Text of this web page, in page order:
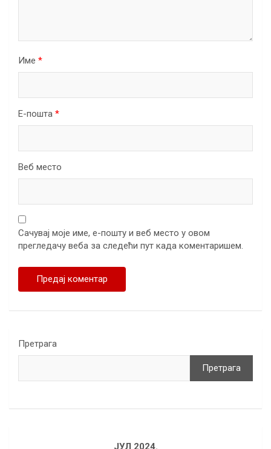
Име *
Е-пошта *
Веб место
Сачувај моје име, е-пошту и веб место у овом
прегледачу веба за следећи пут када коментаришем.
Претрага
Претрага
ЈУЛ 2024.